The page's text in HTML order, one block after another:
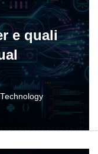
e quali
Technology